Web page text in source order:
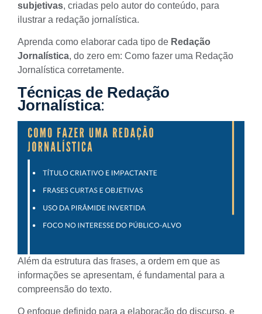
subjetivas, criadas pelo autor do conteúdo, para
ilustrar a redação jornalística.
Aprenda como elaborar cada tipo de Redação
Jornalística, do zero em: Como fazer uma Redação
Jornalística corretamente.
Técnicas de Redação
Jornalística:
Além da estrutura das frases, a ordem em que as
informações se apresentam, é fundamental para a
compreensão do texto.
O enfoque definido para a elaboração do discurso, e